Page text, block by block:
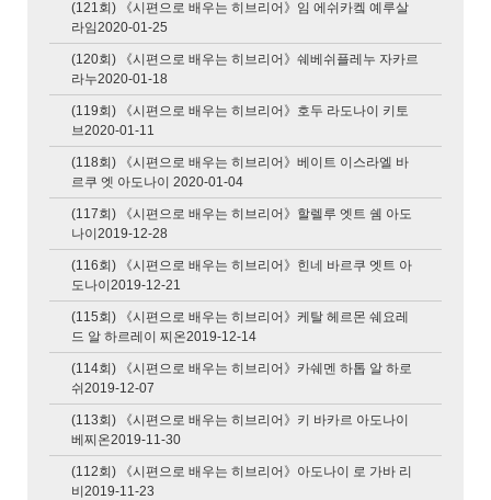
(121회) 《시편으로 배우는 히브리어》임 에쉬카켘 예루살
라임2020-01-25
(120회) 《시편으로 배우는 히브리어》쉐베쉬플레누 자카르
라누2020-01-18
(119회) 《시편으로 배우는 히브리어》호두 라도나이 키토
브2020-01-11
(118회) 《시편으로 배우는 히브리어》베이트 이스라엘 바
르쿠 엣 아도나이 2020-01-04
(117회) 《시편으로 배우는 히브리어》할렐루 엣트 쉠 아도
나이2019-12-28
(116회) 《시편으로 배우는 히브리어》힌네 바르쿠 엣트 아
도나이2019-12-21
(115회) 《시편으로 배우는 히브리어》케탈 헤르몬 쉐요레
드 알 하르레이 찌온2019-12-14
(114회) 《시편으로 배우는 히브리어》카쉐멘 하톱 알 하로
쉬2019-12-07
(113회) 《시편으로 배우는 히브리어》키 바카르 아도나이
베찌온2019-11-30
(112회) 《시편으로 배우는 히브리어》아도나이 로 가바 리
비2019-11-23